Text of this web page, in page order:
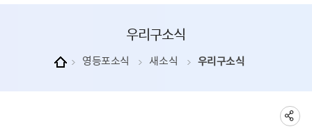
우리구소식
영등포소식 새소식 우리구소식